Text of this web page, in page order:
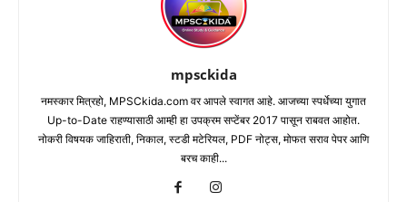
mpsckida
नमस्कार मित्रहो, MPSCkida.com वर आपले स्वागत आहे. आजच्या स्पर्धेच्या युगात
Up-to-Date राहण्यासाठी आम्ही हा उपक्रम सप्टेंबर 2017 पासून राबवत आहोत.
नोकरी विषयक जाहिराती, निकाल, स्टडी मटेरियल, PDF नोट्स, मोफत सराव पेपर आणि
बरच काही...